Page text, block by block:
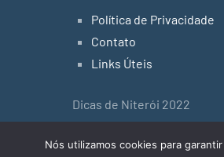
Política de Privacidade
Contato
Links Úteis
Dicas de Niterói 2022
Tema do WordPress:
Nós utilizamos cookies para